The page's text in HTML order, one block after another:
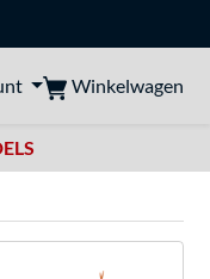
Winkelwagen